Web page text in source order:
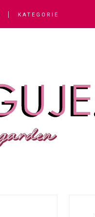
KATEGORIE